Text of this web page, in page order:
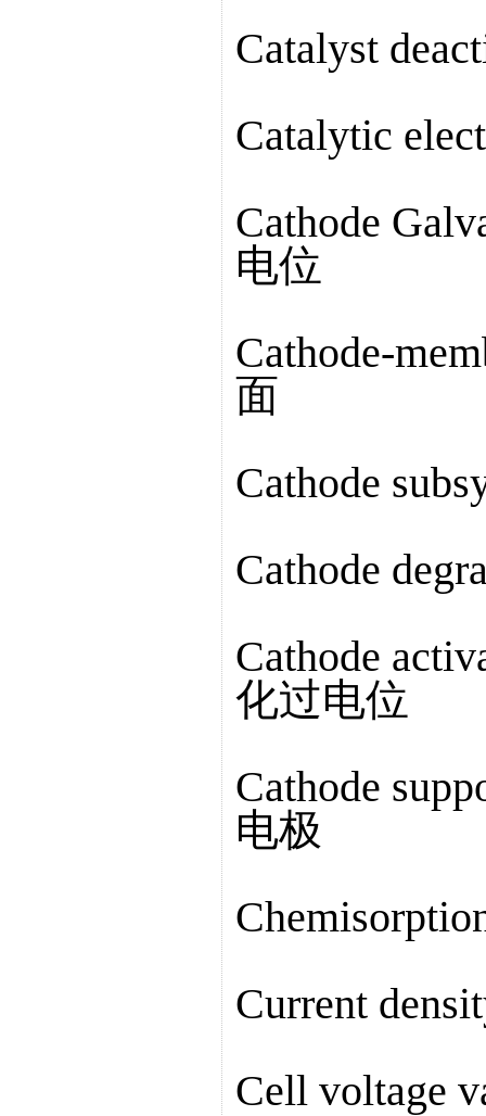
Catalyst
Catalytic
Cathode
电位
Cathode-
面
Cathode
Cathode
Cathode
化过电位
Cathode
电极
Current
Cell voltage